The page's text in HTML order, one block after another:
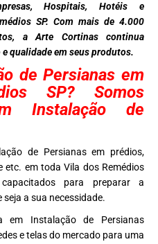
Hospitais, Hotéis e
SP. Com mais de 4.000
a Arte Cortinas continua
qualidade em seus produtos.
de Persianas em
SP? Somos
Instalação de
de Persianas em prédios,
etc. em toda Vila dos Remédios
para preparar a
a sua necessidade.
em Instalação de Persianas
e telas do mercado para uma